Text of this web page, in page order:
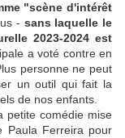
"scène d'intérêt
- sans laquelle le
2023-2024 est
a voté contre en
personne ne peut
un outil qui fait la
de nos enfants.
petite comédie mise
Paula Ferreira pour